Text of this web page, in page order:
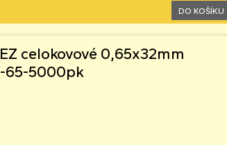
DO KOŠÍKU
celokovové 0,65x32mm
65-5000pk